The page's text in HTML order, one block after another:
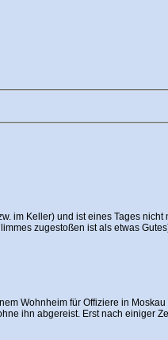
im Keller) und ist eines Tages
zugestoßen ist als etwas
Wohnheim für Offiziere in
ihn abgereist. Erst nach einiger